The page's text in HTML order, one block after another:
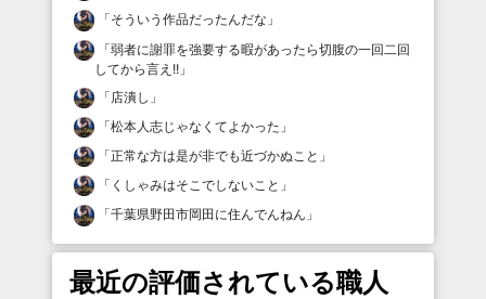
「そういう作品だったんだな 」
「弱者に謝罪を強要する暇があったら切腹の一回二回
してから言え!! 」
「 店潰し 」
「松本人志じゃなくてよかった 」
「正常な方は是が非でも近づかぬこと 」
「 くしゃみはそこでしないこと 」
「千葉県野田市岡田に住んでんねん 」
最近の評価されている職人